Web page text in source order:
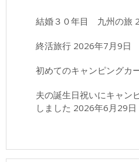
結婚３０年目 九州の旅
終活旅行 2026年7月9日
初めてのキャンピングカ
夫の誕生日祝いにキャン
しました 2026年6月29日